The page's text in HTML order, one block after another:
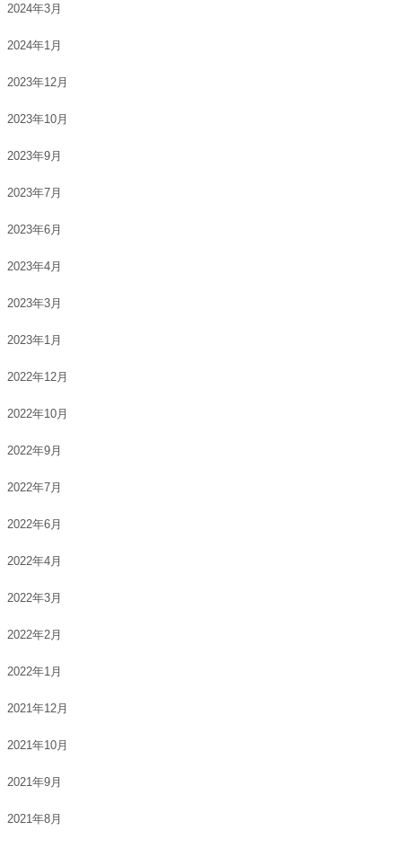
2024年3月
2024年1月
2023年12月
2023年10月
2023年9月
2023年7月
2023年6月
2023年4月
2023年3月
2023年1月
2022年12月
2022年10月
2022年9月
2022年7月
2022年6月
2022年4月
2022年3月
2022年2月
2022年1月
2021年12月
2021年10月
2021年9月
2021年8月